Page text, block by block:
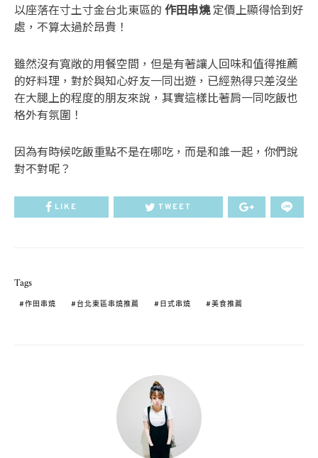
以座落在寸土寸金台北東區的 作田串燒定價上顯得恰到好
處，不算太過於昂貴！
雖然沒有寬敞的用餐空間，但是有著讓人回味和值得推薦
的好料理， 對於與知心好友一同出遊，已經熟得只差沒坐
在大腿上的程度的朋友來說，其實這樣比著肩一同吃飯也
格外有氛圍！
因為有時候吃飯重點不是在哪吃，而是和誰一起，你們說
對不對呢？
LIKE TWEET
Tags
作田串燒 台北東區串燒推薦 日式串燒 美食推薦